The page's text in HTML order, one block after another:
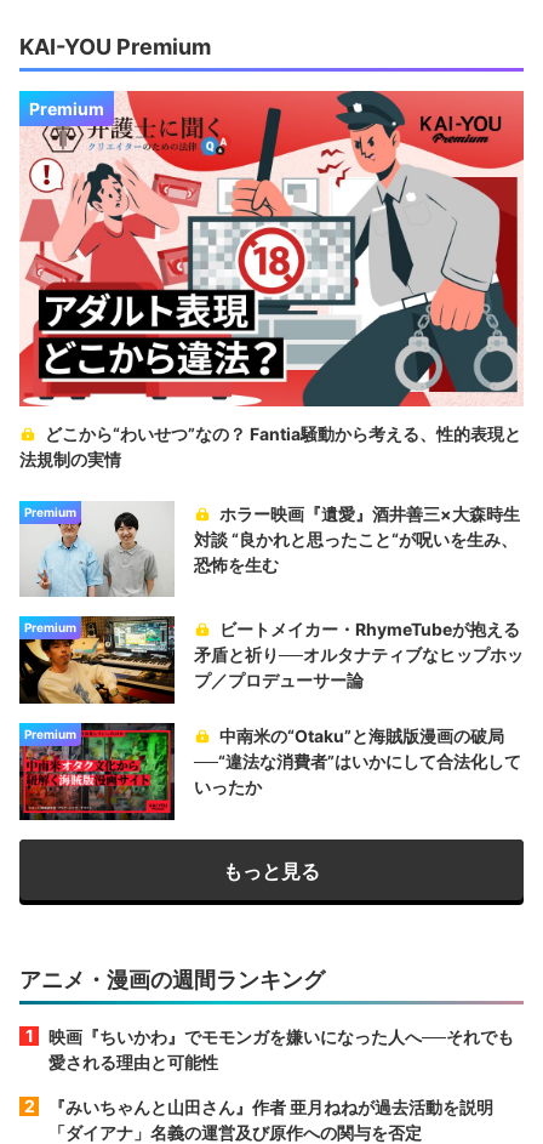
KAI-YOU Premium
Premium
どこから“わいせつ”なの？ Fantia騒動から考える、性的表現と
法規制の実情
Premium
ホラー映画『遺愛』酒井善三×大森時生
対談 “良かれと思ったこと“が呪いを生み、
恐怖を生む
Premium
ビートメイカー・RhymeTubeが抱える
矛盾と祈り──オルタナティブなヒップホッ
プ／プロデューサー論
Premium
中南米の“Otaku”と海賊版漫画の破局
──“違法な消費者”はいかにして合法化して
いったか
もっと見る
アニメ・漫画の週間ランキング
映画『ちいかわ』でモモンガを嫌いになった人へ──それでも
愛される理由と可能性
『みいちゃんと山田さん』作者 亜月ねねが過去活動を説明
「ダイアナ」名義の運営及び原作への関与を否定